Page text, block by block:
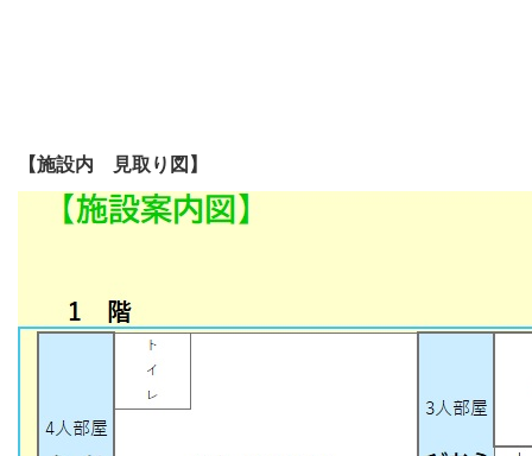
【施設内 見取り図】